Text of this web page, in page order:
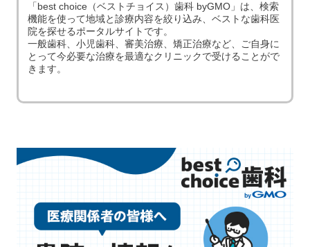
「best choice（ベストチョイス）歯科 byGMO」は、検索
機能を使って地域と診療内容を絞り込み、ベストな歯科医
院を探せるポータルサイトです。
一般歯科、小児歯科、審美治療、矯正治療など、ご自身に
とって今必要な治療を最適なクリニックで受けることがで
きます。